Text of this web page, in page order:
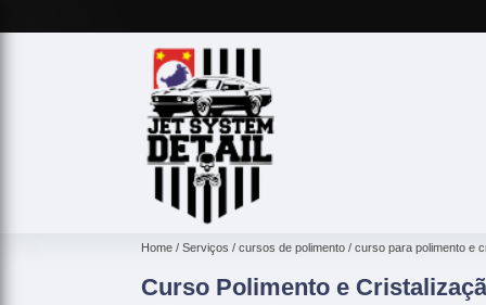
Home Serviços cursos de polimento curso para polimento e
Curso Polimento e